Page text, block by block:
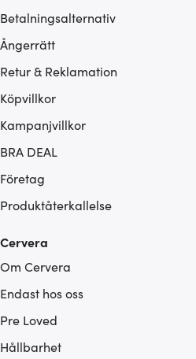
Betalningsalternativ
Ångerrätt
Retur & Reklamation
Köpvillkor
Kampanjvillkor
BRA DEAL
Företag
Produktåterkallelse
Cervera
Om Cervera
Endast hos oss
Pre Loved
Hållbarhet